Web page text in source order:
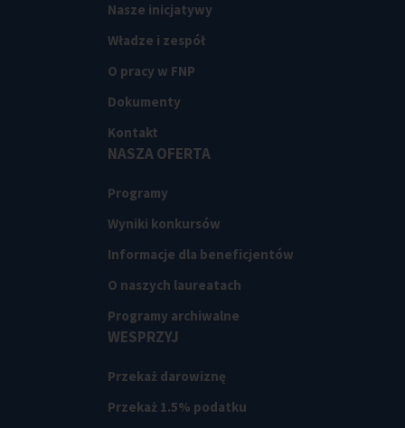
Nasze inicjatywy
Władze i zespół
O pracy w FNP
Dokumenty
Kontakt
NASZA OFERTA
Programy
Wyniki konkursów
Informacje dla beneficjentów
O naszych laureatach
Programy archiwalne
WESPRZYJ
Przekaż darowiznę
Przekaż 1.5% podatku